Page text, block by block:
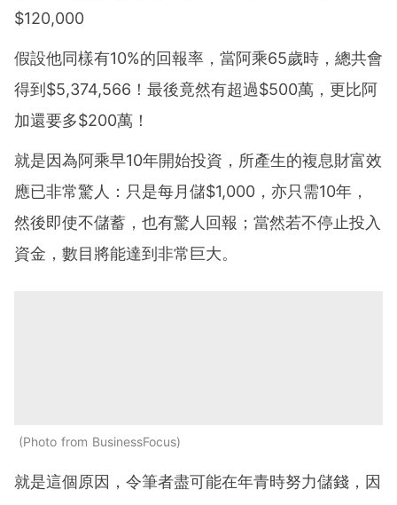
$120,000
假設他同樣有10%的回報率，當阿乘65歲時，總共會
得到$5,374,566！最後竟然有超過$500萬，更比阿
加還要多$200萬！
就是因為阿乘早10年開始投資，所產生的複息財富效
應已非常驚人：只是每月儲$1,000，亦只需10年，
然後即使不儲蓄，也有驚人回報；當然若不停止投入
資金，數目將能達到非常巨大。
Photo from BusinessFocus
就是這個原因，令筆者盡可能在年青時努力儲錢，因